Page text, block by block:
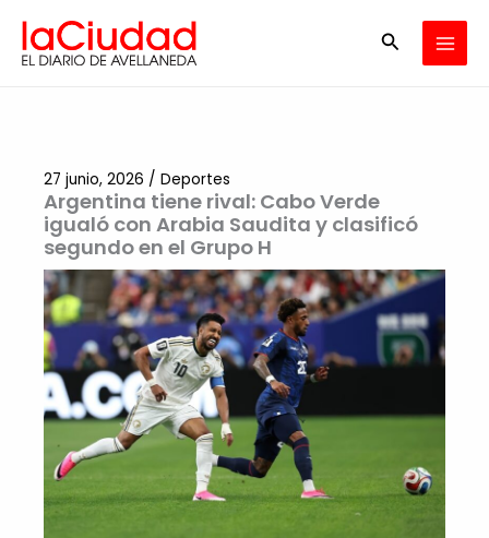
contenido
Buscar
Argentina tiene rival: Cabo Verde
igualó con Arabia Saudita y clasificó
segundo en el Grupo H
27 junio, 2026 / Deportes